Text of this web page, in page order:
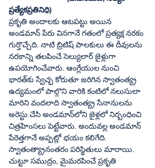
ప్రత్యేకప్రతినిధి)
ప్రకృతి అందాలకు ఆటపట్టు అయిన
అండమాన్ పేరు వినగానే గతంలో ప్రత్యక్ష నరకం
గుర్తొచ్చేది. నాటి బ్రిటిష్ పాలకులు ఈ దీవులను
నరకాన్ని తలపించే సెల్యులార్ జైళ్లుగా
ఉపయోగించేవారు. ఆంగ్లేయుల నుంచి
భారత్‌కు స్వేచ్ఛ కోరుతూ జరిగిన స్వాతంత్య్ర
ఉద్యమంలో పాల్గొని వారికి కంటిలో నలుసులా
మారిని వందలాది స్వాతంత్య్ర సేనానులను
అరెస్టు చేసి అండమాన్‌లోని జైళ్లలో నిర్బంధించి
చిత్రహింసలు పెట్టేవారు. అందువల్ల అండమాన్
పేరెత్తగానే అప్పట్లో భయం కలిగేది.
స్వాతంత్య్రానంతరం పరిస్థితులు మారాయి.
చుట్టూ సముద్రం, మైమరపించే ప్రకృతి